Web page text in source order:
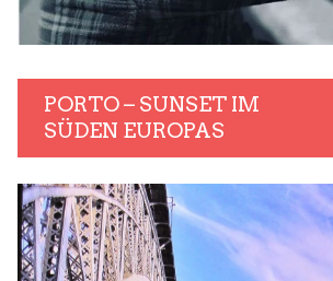
PORTO – SUNSET IM
SÜDEN EUROPAS